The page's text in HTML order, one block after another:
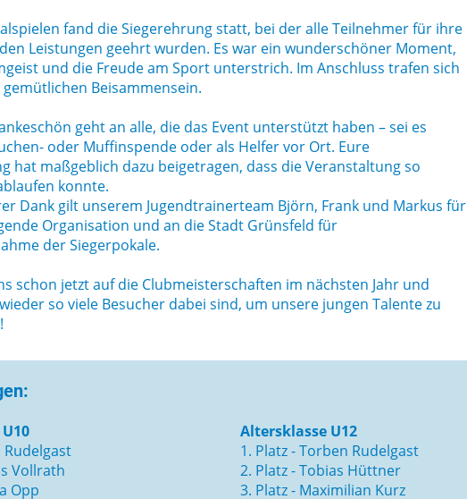
fand die Siegerehrung statt, bei der alle Teilnehmer für ihre
Leistungen geehrt wurden. Es war ein wunderschöner Moment,
und die Freude am Sport unterstrich. Im Anschluss trafen sich
Beisammensein.
geht an alle, die das Event unterstützt haben – sei es
oder Muffinspende oder als Helfer vor Ort. Eure
hat maßgeblich dazu beigetragen, dass die Veranstaltung so
konnte.
Dank gilt unserem Jugendtrainerteam Björn, Frank und Markus für
Organisation und an die Stadt Grünsfeld für
der Siegerpokale.
schon jetzt auf die Clubmeisterschaften im nächsten Jahr und
so viele Besucher dabei sind, um unsere jungen Talente zu
Rudelgast
Vollrath
Opp
Altersklasse U12
1. Platz - Torben Rudelgast
2. Platz - Tobias Hüttner
3. Platz - Maximilian Kurz